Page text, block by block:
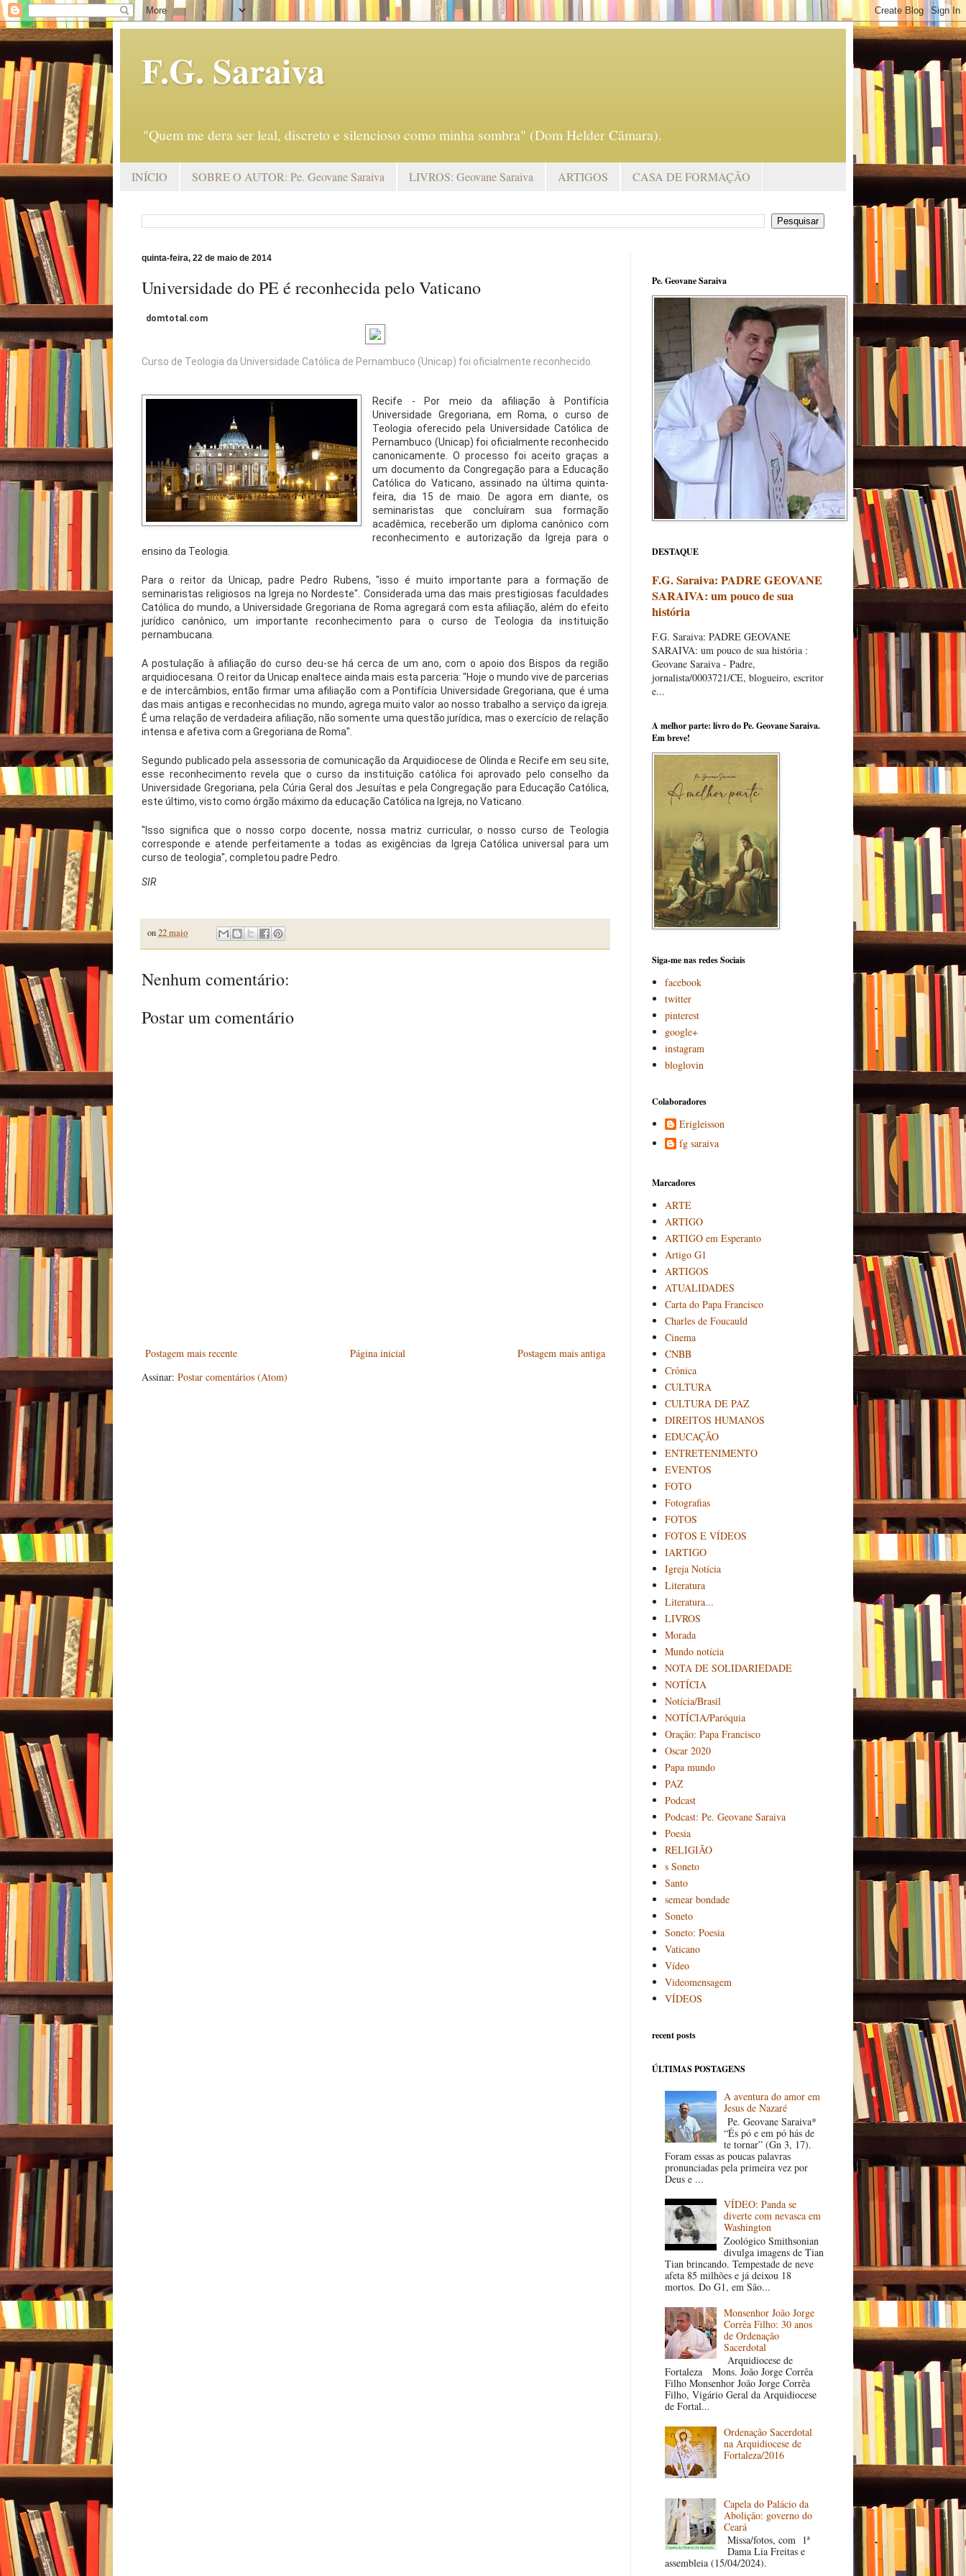
F.G. Saraiva
"Quem me dera ser leal, discreto e silencioso como minha sombra" (Dom Helder Câmara).
INÍCIO SOBRE O AUTOR: Pe. Geovane Saraiva LIVROS: Geovane Saraiva ARTIGOS CASA DE FORMAÇÃO
quinta-feira, 22 de maio de 2014
Universidade do PE é reconhecida pelo Vaticano
domtotal.com
Curso de Teologia da Universidade Católica de Pernambuco (Unicap) foi oficialmente reconhecido.
Recife - Por meio da afiliação à Pontifícia
Universidade Gregoriana, em Roma, o curso de
Teologia oferecido pela Universidade Católica de
Pernambuco (Unicap) foi oficialmente reconhecido
canonicamente. O processo foi aceito graças a
um documento da Congregação para a Educação
Católica do Vaticano, assinado na última quinta-
feira, dia 15 de maio. De agora em diante, os
seminaristas que concluíram sua formação
acadêmica, receberão um diploma canônico com
reconhecimento e autorização da Igreja para o
ensino da Teologia.
Para o reitor da Unicap, padre Pedro Rubens, "isso é muito importante para a formação de
seminaristas religiosos na Igreja no Nordeste". Considerada uma das mais prestigiosas faculdades
Católica do mundo, a Universidade Gregoriana de Roma agregará com esta afiliação, além do efeito
jurídico canônico, um importante reconhecimento para o curso de Teologia da instituição
pernambucana.
A postulação à afiliação do curso deu-se há cerca de um ano, com o apoio dos Bispos da região
arquidiocesana. O reitor da Unicap enaltece ainda mais esta parceria: "Hoje o mundo vive de parcerias
e de intercâmbios, então firmar uma afiliação com a Pontifícia Universidade Gregoriana, que é uma
das mais antigas e reconhecidas no mundo, agrega muito valor ao nosso trabalho a serviço da igreja.
É uma relação de verdadeira afiliação, não somente uma questão jurídica, mas o exercício de relação
intensa e afetiva com a Gregoriana de Roma".
Segundo publicado pela assessoria de comunicação da Arquidiocese de Olinda e Recife em seu site,
esse reconhecimento revela que o curso da instituição católica foi aprovado pelo conselho da
Universidade Gregoriana, pela Cúria Geral dos Jesuítas e pela Congregação para Educação Católica,
este último, visto como órgão máximo da educação Católica na Igreja, no Vaticano.
"Isso significa que o nosso corpo docente, nossa matriz curricular, o nosso curso de Teologia
corresponde e atende perfeitamente a todas as exigências da Igreja Católica universal para um
curso de teologia", completou padre Pedro.
SIR
on22 maio
Nenhum comentário:
Postar um comentário
Postagem mais recente Postagem mais antiga
Página inicial
Assinar: Postar comentários (Atom)
Pe. Geovane Saraiva
DESTAQUE
F.G. Saraiva: PADRE GEOVANE
SARAIVA: um pouco de sua
história
F.G. Saraiva: PADRE GEOVANE
SARAIVA: um pouco de sua história :
Geovane Saraiva - Padre,
jornalista/0003721/CE, blogueiro, escritor
e...
A melhor parte: livro do Pe. Geovane Saraiva.
Em breve!
Siga-me nas redes Sociais
facebook
twitter
pinterest
google+
instagram
bloglovin
Colaboradores
Erigleisson
fg saraiva
Marcadores
ARTE
ARTIGO
ARTIGO em Esperanto
Artigo G1
ARTIGOS
ATUALIDADES
Carta do Papa Francisco
Charles de Foucauld
Cinema
CNBB
Crônica
CULTURA
CULTURA DE PAZ
DIREITOS HUMANOS
EDUCAÇÃO
ENTRETENIMENTO
EVENTOS
FOTO
Fotografias
FOTOS
FOTOS E VÍDEOS
IARTIGO
Igreja Notícia
Literatura
Literatura...
LIVROS
Morada
Mundo notícia
NOTA DE SOLIDARIEDADE
NOTÍCIA
Notícia/Brasil
NOTÍCIA/Paróquia
Oração: Papa Francisco
Oscar 2020
Papa mundo
PAZ
Podcast
Podcast: Pe. Geovane Saraiva
Poesia
RELIGIÃO
s Soneto
Santo
semear bondade
Soneto
Soneto: Poesia
Vaticano
Vídeo
Videomensagem
VÍDEOS
recent posts
ÚLTIMAS POSTAGENS
A aventura do amor em
Jesus de Nazaré
Pe. Geovane Saraiva*
“És pó e em pó hás de
te tornar” (Gn 3, 17).
Foram essas as poucas palavras
pronunciadas pela primeira vez por
Deus e ...
VÍDEO: Panda se
diverte com nevasca em
Washington
Zoológico Smithsonian
divulga imagens de Tian
Tian brincando. Tempestade de neve
afeta 85 milhões e já deixou 18
mortos. Do G1, em São...
Monsenhor João Jorge
Corrêa Filho: 30 anos
de Ordenação
Sacerdotal
Arquidiocese de
Fortaleza Mons. João Jorge Corrêa
Filho Monsenhor João Jorge Corrêa
Filho, Vigário Geral da Arquidiocese
de Fortal...
Ordenação Sacerdotal
na Arquidiocese de
Fortaleza/2016
Capela do Palácio da
Abolição: governo do
Ceará
Missa/fotos, com 1ª
Dama Lia Freitas e
assembleia (15/04/2024).